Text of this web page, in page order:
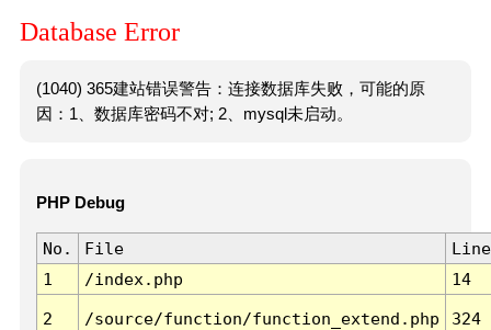
Database Error
(1040) 365建站错误警告：连接数据库失败，可能的原
因：1、数据库密码不对; 2、mysql未启动。
PHP Debug
No. File
Line
1
/index.php 14
2 /source/function/function_extend.php 324